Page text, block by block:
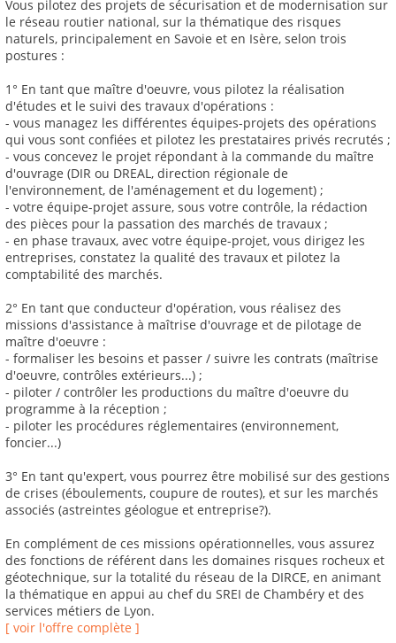
Vous pilotez des projets de sécurisation et de modernisation sur
le réseau routier national, sur la thématique des risques
naturels, principalement en Savoie et en Isère, selon trois
postures :
1° En tant que maître d'oeuvre, vous pilotez la réalisation
d'études et le suivi des travaux d'opérations :
- vous managez les différentes équipes-projets des opérations
qui vous sont confiées et pilotez les prestataires privés recrutés ;
- vous concevez le projet répondant à la commande du maître
d'ouvrage (DIR ou DREAL, direction régionale de
l'environnement, de l'aménagement et du logement) ;
- votre équipe-projet assure, sous votre contrôle, la rédaction
des pièces pour la passation des marchés de travaux ;
- en phase travaux, avec votre équipe-projet, vous dirigez les
entreprises, constatez la qualité des travaux et pilotez la
comptabilité des marchés.
2° En tant que conducteur d'opération, vous réalisez des
missions d'assistance à maîtrise d'ouvrage et de pilotage de
maître d'oeuvre :
- formaliser les besoins et passer / suivre les contrats (maîtrise
d'oeuvre, contrôles extérieurs...) ;
- piloter / contrôler les productions du maître d'oeuvre du
programme à la réception ;
- piloter les procédures réglementaires (environnement,
foncier...)
3° En tant qu'expert, vous pourrez être mobilisé sur des gestions
de crises (éboulements, coupure de routes), et sur les marchés
associés (astreintes géologue et entreprise?).
En complément de ces missions opérationnelles, vous assurez
des fonctions de référent dans les domaines risques rocheux et
géotechnique, sur la totalité du réseau de la DIRCE, en animant
la thématique en appui au chef du SREI de Chambéry et des
services métiers de Lyon.
[ voir l'offre complète ]